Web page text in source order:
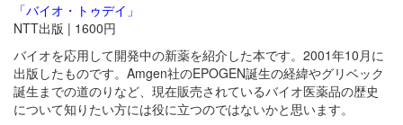
「バイオ・トゥデイ」
NTT出版 | 1600円
バイオを応用して開発中の新薬を紹介した本です。2001年10月に
出版したものです。Amgen社のEPOGEN誕生の経緯やグリベック
誕生までの道のりなど、現在販売されているバイオ医薬品の歴史
について知りたい方には役に立つのではないかと思います。